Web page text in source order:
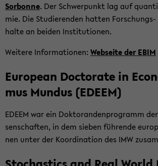
Sorbonne. Der Schwer­punkt lag auf
mie. Die Stu­die­ren­den hat­ten
hal­te an bei­den In­sti­tu­tio­nen.
Wei­te­re In­for­ma­tio­nen: Web­sei­te der EBIM
Eu­ropean Doc­to­ra­te in
mus Mun­dus (EDEEM)
EDEEM war ein Dok­to­ran­den­pro­gramm
sen­schaf­ten, in dem sie­ben füh­ren­de
nen unter der Ko­or­di­na­ti­on des IMW